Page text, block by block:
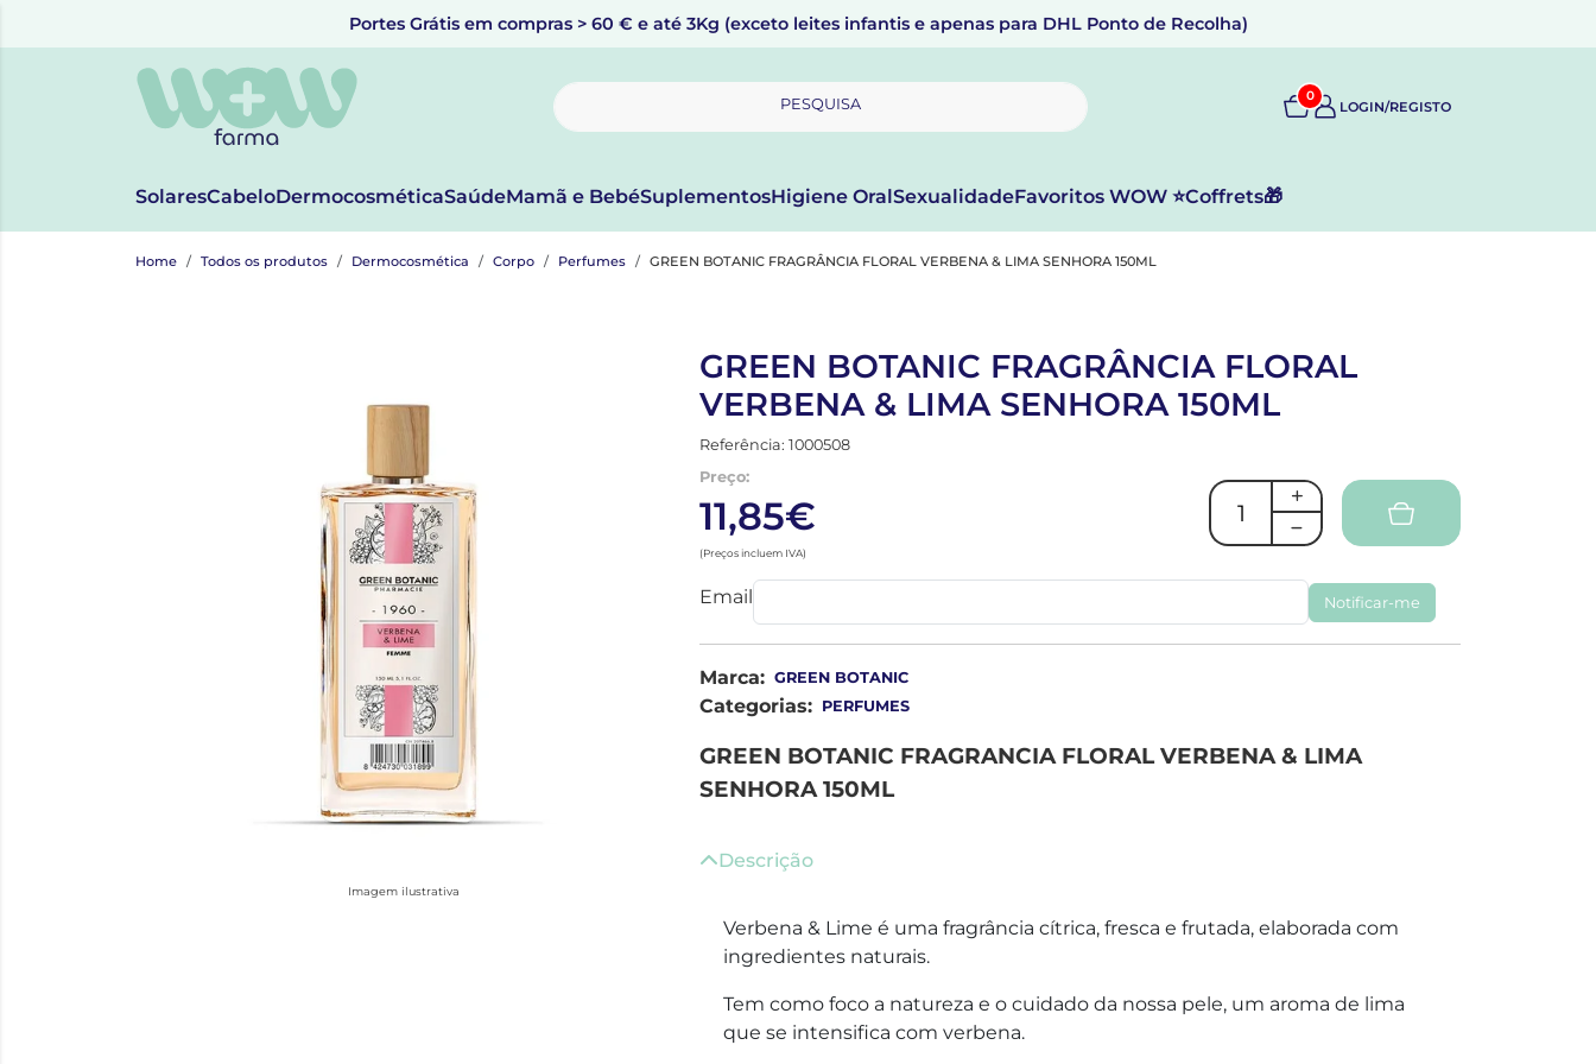
Portes Grátis em compras > 60 € e até 3Kg (exceto leites infantis e apenas para DHL Ponto de Recolha)
PESQUISA 0
LOGIN/REGISTO
SolaresCabeloDermocosméticaSaúdeMamã e BebéSuplementosHigiene OralSexualidadeFavoritos WOW ⭐Coffrets🎁
Home Todos os produtos Dermocosmética Corpo Perfumes GREEN BOTANIC FRAGRÂNCIA FLORAL VERBENA & LIMA SENHORA 150ML
Imagem ilustrativa
GREEN BOTANIC FRAGRÂNCIA FLORAL
VERBENA & LIMA SENHORA 150ML
Referência: 1000508
Preço:
11,85€
(Preços incluem IVA)
Email Notificar-me
Marca: GREEN BOTANIC
Categorias: PERFUMES
GREEN BOTANIC FRAGRANCIA FLORAL VERBENA & LIMA
SENHORA 150ML
Descrição
Verbena & Lime é uma fragrância cítrica, fresca e frutada, elaborada com
ingredientes naturais.
Tem como foco a natureza e o cuidado da nossa pele, um aroma de lima
que se intensifica com verbena.